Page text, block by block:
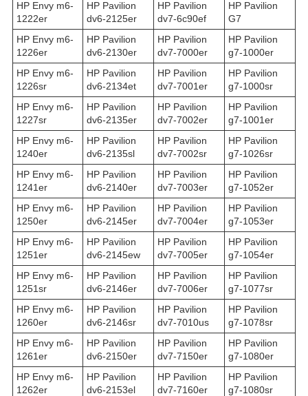
HP Envy m6-
1222er
HP Pavilion
dv6-2125er
HP Pavilion
dv7-6c90ef
HP Pavilion
G7
HP Envy m6-
1226er
HP Pavilion
dv6-2130er
HP Pavilion
dv7-7000er
HP Pavilion
g7-1000er
HP Envy m6-
1226sr
HP Pavilion
dv6-2134et
HP Pavilion
dv7-7001er
HP Pavilion
g7-1000sr
HP Envy m6-
1227sr
HP Pavilion
dv6-2135er
HP Pavilion
dv7-7002er
HP Pavilion
g7-1001er
HP Envy m6-
1240er
HP Pavilion
dv6-2135sl
HP Pavilion
dv7-7002sr
HP Pavilion
g7-1026sr
HP Envy m6-
1241er
HP Pavilion
dv6-2140er
HP Pavilion
dv7-7003er
HP Pavilion
g7-1052er
HP Envy m6-
1250er
HP Pavilion
dv6-2145er
HP Pavilion
dv7-7004er
HP Pavilion
g7-1053er
HP Envy m6-
1251er
HP Pavilion
dv6-2145ew
HP Pavilion
dv7-7005er
HP Pavilion
g7-1054er
HP Envy m6-
1251sr
HP Pavilion
dv6-2146er
HP Pavilion
dv7-7006er
HP Pavilion
g7-1077sr
HP Envy m6-
1260er
HP Pavilion
dv6-2146sr
HP Pavilion
dv7-7010us
HP Pavilion
g7-1078sr
HP Envy m6-
1261er
HP Pavilion
dv6-2150er
HP Pavilion
dv7-7150er
HP Pavilion
g7-1080er
HP Envy m6-
1262er
HP Pavilion
dv6-2153el
HP Pavilion
dv7-7160er
HP Pavilion
g7-1080sr